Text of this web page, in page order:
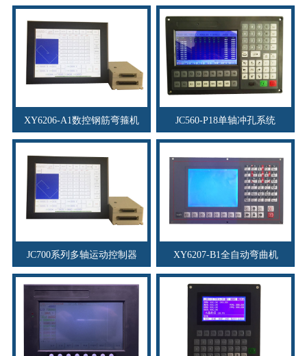
XY6206-A1数控钢筋弯箍机 JC560-P18单轴冲孔系统
JC700系列多轴运动控制器 XY6207-B1全自动弯曲机